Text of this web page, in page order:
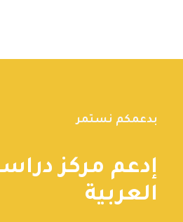
بدعمكم نستمر
إدعم مركز
العربية